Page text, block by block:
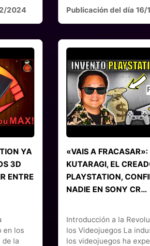
2024 Publicación del día
YA
3D
ENTRE
en los
de la
«VAIS A FRACASAR»:
KUTARAGI, EL
PLAYSTATION,
NADIE EN SONY CR…
Introducción a la
los Videojuegos La
los videojuegos ha